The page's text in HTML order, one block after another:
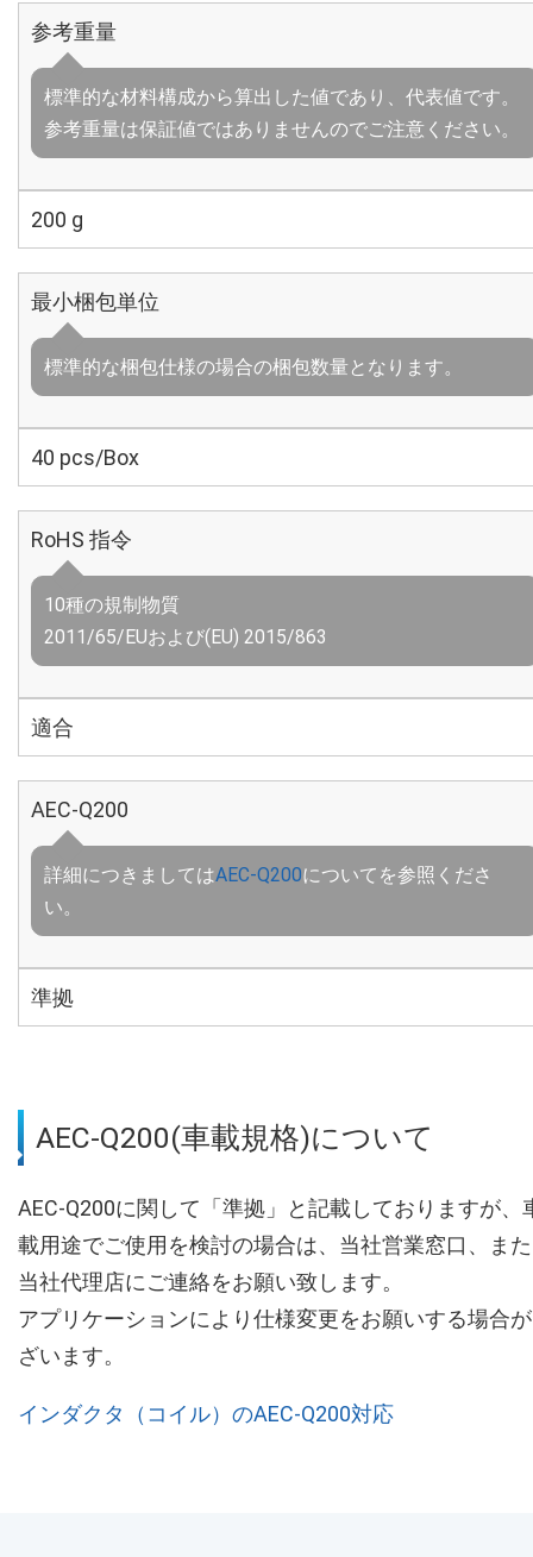
参考重量
標準的な材料構成から算出した値であり、代表値です。
参考重量は保証値ではありませんのでご注意ください。
200 g
最小梱包単位
標準的な梱包仕様の場合の梱包数量となります。
40 pcs/Box
RoHS 指令
10種の規制物質
2011/65/EUおよび(EU) 2015/863
適合
AEC-Q200
詳細につきましてはAEC-Q200についてを参照くださ
い。
準拠
AEC-Q200(車載規格)について
AEC-Q200に関して「準拠」と記載しておりますが、
載用途でご使用を検討の場合は、当社営業窓口、ま
当社代理店にご連絡をお願い致します。
アプリケーションにより仕様変更をお願いする場合
ざいます。
インダクタ（コイル）のAEC-Q200対応